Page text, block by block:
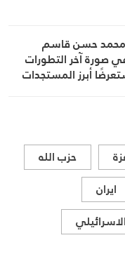
محمد حسن قاسم
صورة آخر التطورات
أبرز المستجدات
بالشأنين الداخلي
حزب الله
ايران